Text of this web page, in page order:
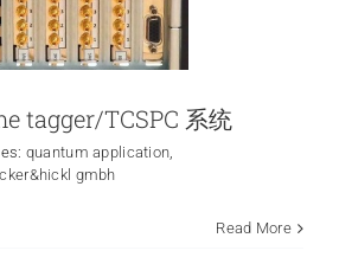
tagger/TCSPC 系统
quantum application,
gmbh
Read More